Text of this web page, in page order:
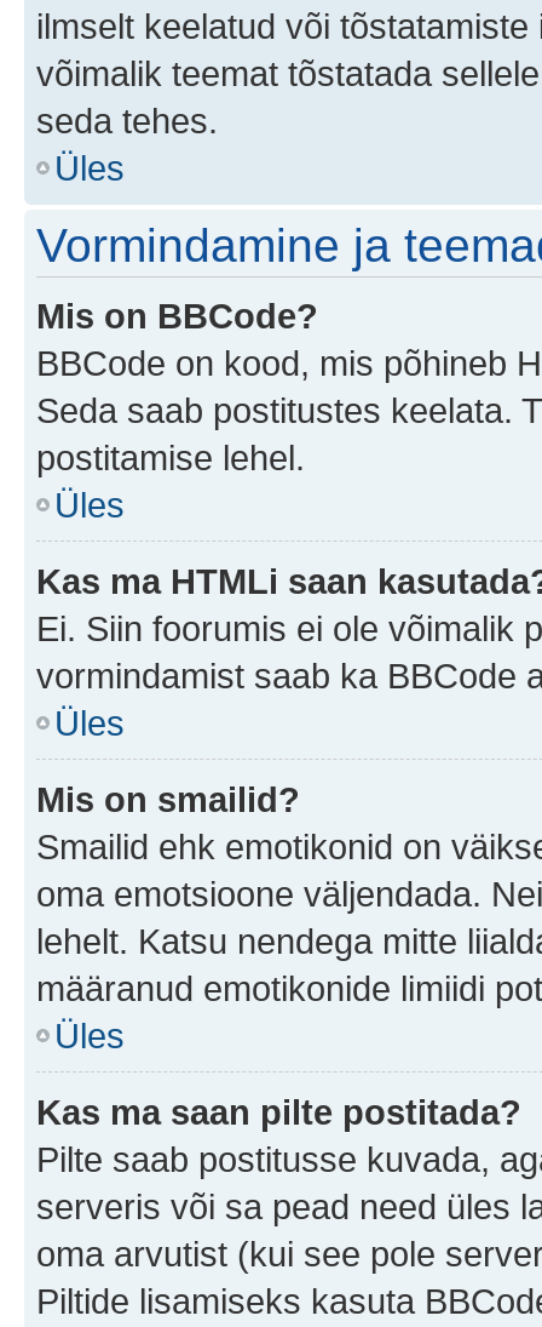
ilmselt keelatud või
võimalik teemat tõstatada
seda tehes.
Üles
Vormindamine ja
Mis on BBCode?
BBCode on kood, mis põhineb
Seda saab postitustes keelata.
postitamise lehel.
Üles
Kas ma HTMLi saan
Ei. Siin foorumis ei ole võimalik
vormindamist saab ka BBCode
Üles
Mis on smailid?
Smailid ehk emotikonid on
oma emotsioone väljendada.
lehelt. Katsu nendega mitte
määranud emotikonide limiidi
Üles
Kas ma saan pilte postitada?
Pilte saab postitusse kuvada,
serveris või sa pead need üles
oma arvutist (kui see pole
Piltide lisamiseks kasuta